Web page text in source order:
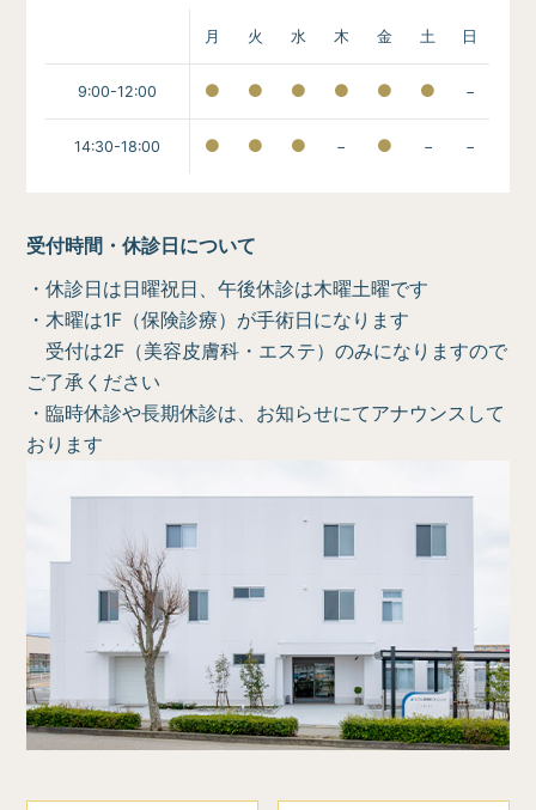
月 火 水 木 金 土 日
9:00-12:00 −
14:30-18:00 − − −
受付時間・休診日について
・休診日は日曜祝日、午後休診は木曜土曜です
・木曜は1F（保険診療）が手術日になります
受付は2F（美容皮膚科・エステ）のみになりますので
ご了承ください
・臨時休診や長期休診は、お知らせにてアナウンスして
おります